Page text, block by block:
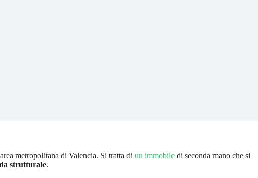
metropolitana di Valencia. Si tratta di un immobile di seconda mano che si
strutturale.